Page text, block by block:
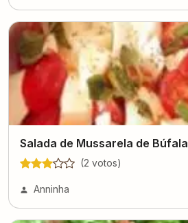
Salada de Mussarela de Búfala
(2 votos)
Anninha